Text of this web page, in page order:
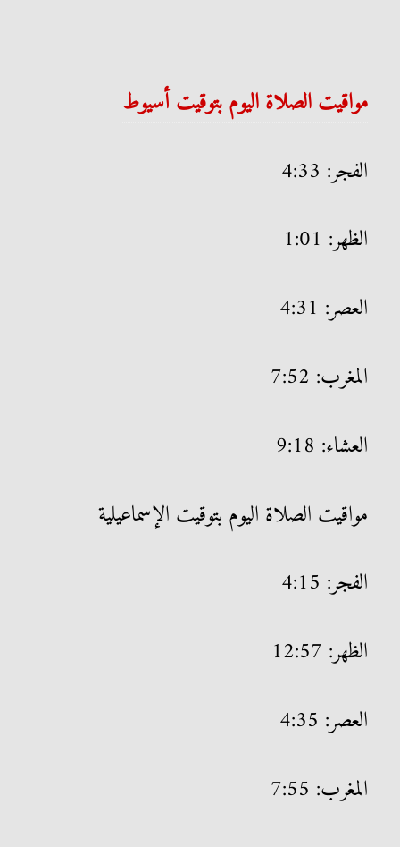
مواقيت الصلاة اليوم بتوقيت أسيوط
الفجر: 4:33
الظهر: 1:01
العصر: 4:31
المغرب: 7:52
العشاء: 9:18
مواقيت الصلاة اليوم بتوقيت الإسماعيلية
الفجر: 4:15
الظهر: 12:57
العصر: 4:35
المغرب: 7:55